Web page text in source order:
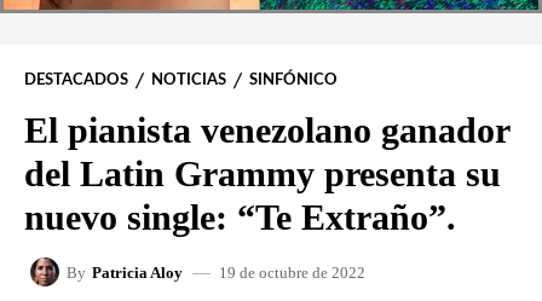
DESTACADOS NOTICIAS SINFÓNICO
El pianista venezolano ganador
del Latin Grammy presenta su
nuevo single: “Te Extraño”.
By Patricia Aloy 19 de octubre de 2022